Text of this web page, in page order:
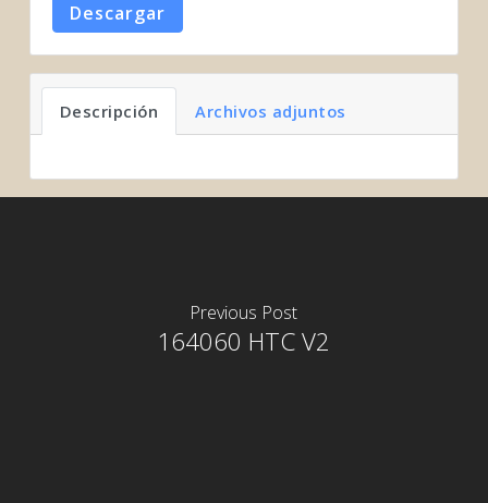
Descargar
Descripción Archivos adjuntos
Previous Post
164060 HTC V2